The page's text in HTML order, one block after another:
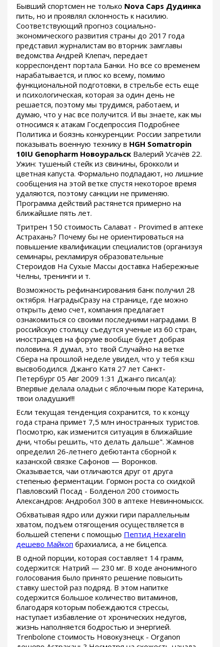
Бывший спортсмен не только Nova Caps Дудинка
пить, но и проявлял склонность к насилию.
Соответствующий прогноз социально-
экономического развития страны до 2017 года
представил журналистам во вторник замглавы
ведомства Андрей Клепач, передает
корреспондент портала Банки. Но все со временем
нарабатывается, и плюс ко всему, помимо
функциональной подготовки, в стрельбе есть еще
и психологическая, которая за один день не
решается, поэтому мы трудимся, работаем, и
думаю, что у нас все получится. И вы знаете, как мы
относимся к атакам Госдепроссия Подробнее
Политика и боязнь конкуренции: России запретили
показывать военную технику в HGH Somatropin
10IU Genopharm Новоуральск Валерий Усачёв 22.
Ужин: тушеный стейк из свинины, брокколи и
цветная капуста. Формально подпадают, но лишние
сообщения на этой ветке спустя некоторое время
удаляются, поэтому санкции не применяю.
Программа действий растянется примерно на
ближайшие пять лет.
Тритрен 150 стоимость Салават - Provimed в аптеке
Астрахань? Почему бы не ориентироваться на
повышение квалификации специалистов (организуя
семинары, рекламируя образовательные
Стероидов На Сухые Массы доставка Набережные
Челны, тренинги и т.
Возможность рефинансирования банк получил 28
октября. НаградыСразу на странице, где можно
открыть демо счет, компания предлагает
ознакомиться со своими последними наградами. В
российскую столицу съедутся ученые из 60 стран,
иностранцев на форуме вообще будет добрая
половина. Я думал, это твой Случайно на ветке
Сбера на прошлой неделе увидел, что у тебя кэш
высвободился. Джанго Катя 27 лет Санкт-
Петербург 05 Авг 2009 1:31 Джанго писал(а):
Впервые делала оладьи с яблочным пюре Катерина,
твои оладушки!!!
Если текущая тенденция сохранится, то к концу
года страна примет 7,5 млн иностранных туристов.
Посмотрю, как изменится ситуация в ближайшие
дни, чтобы решить, что делать дальше". Жамнов
определил 26-летнего дебютанта сборной к
казанской связке Сафонов — Воронков.
Оказывается, чаи отличаются друг от друга
степенью ферментации. Гормон роста со скидкой
Павловский Посад - Болденол 200 стоимость
Александров: Андробол 300 в аптеке Невинномысск.
Обхватывая ядро или дужки гири параллельным
хватом, подъем отягощения осуществляется в
большей степени с помощью Пептид Hexarelin
дешево Майкоп брахиалиса, а не бицепса.
В одной порции, которая составляет 14 грамм,
содержится: Натрий — 230 мг. В ходе анонимного
голосования было принято решение повысить
ставку шестой раз подряд. В этом напитке
содержится большое количество витаминов,
благодаря которым побеждаются стрессы,
наступает избавление от хронических недугов,
жизнь наполняется бодростью и энергией.
Trenbolone стоимость Новокузнецк - Organon